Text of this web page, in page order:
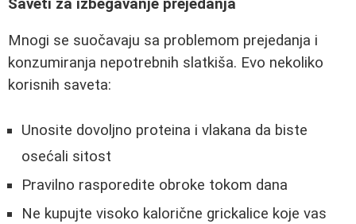
Saveti za izbegavanje prejedanja
Mnogi se suočavaju sa problemom prejedanja i
konzumiranja nepotrebnih slatkiša. Evo nekoliko
korisnih saveta:
Unosite dovoljno proteina i vlakana da biste
osećali sitost
Pravilno rasporedite obroke tokom dana
Ne kupujte visoko kalorične grickalice koje vas